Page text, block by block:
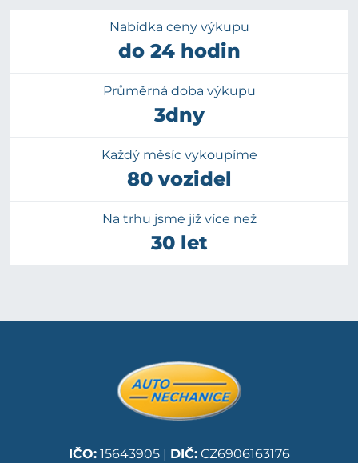
Nabídka ceny výkupu
do 24 hodin
Průměrná doba výkupu
3dny
Každý měsíc vykoupíme
80 vozidel
Na trhu jsme již více než
30 let
IČO:15643905 | DIČ:CZ6906163176